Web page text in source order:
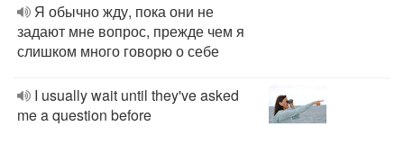
Я обычно жду, пока они не
задают мне вопрос, прежде чем я
слишком много говорю о себе
I usually wait until they've asked
me a question before